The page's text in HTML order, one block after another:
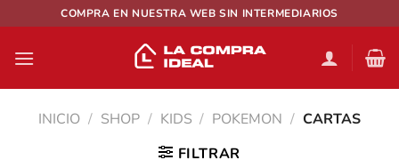
al
contenido
COMPRA EN NUESTRA WEB SIN INTERMEDIARIOS
INICIO / SHOP / KIDS / POKEMON / CARTAS
FILTRAR